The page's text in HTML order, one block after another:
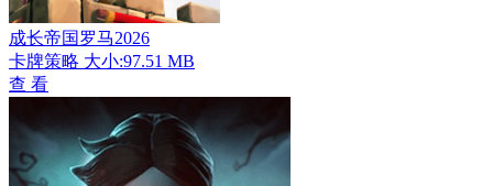
成长帝国罗马2026
卡牌策略 大小:97.51 MB
查 看